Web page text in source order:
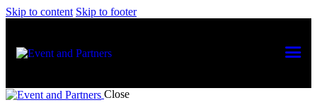
Skip to content Skip to footer
Close